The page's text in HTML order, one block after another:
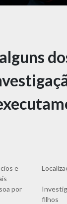
e
por
filhos